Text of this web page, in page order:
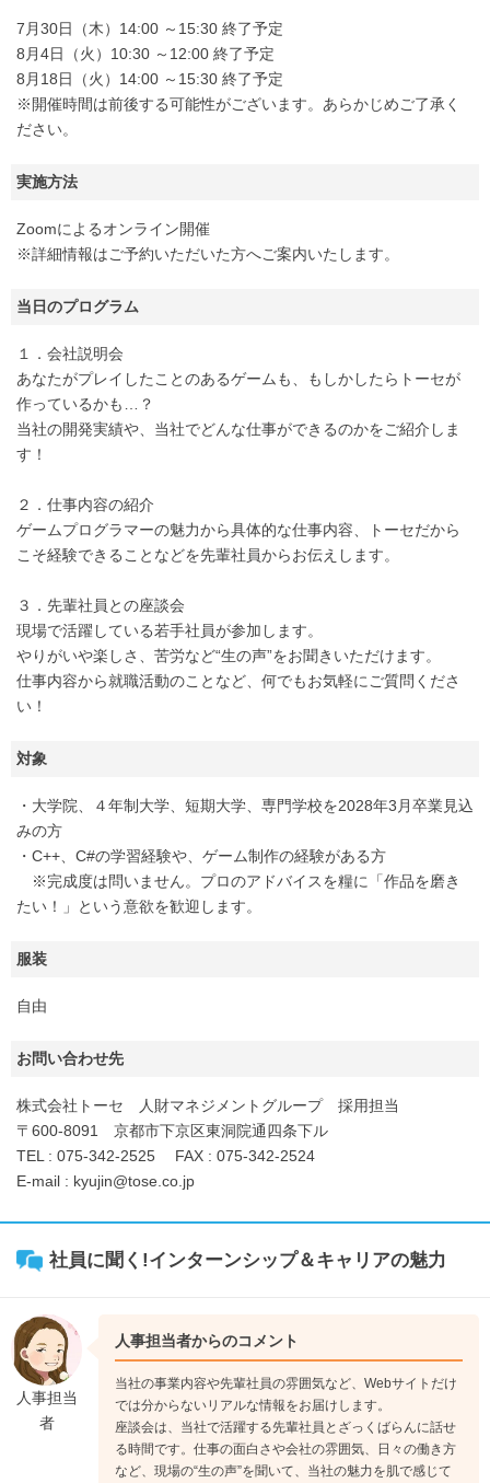
7月30日（木）14:00 ～15:30 終了予定
8月4日（火）10:30 ～12:00 終了予定
8月18日（火）14:00 ～15:30 終了予定
※開催時間は前後する可能性がございます。あらかじめご了承く
ださい。
実施方法
Zoomによるオンライン開催
※詳細情報はご予約いただいた方へご案内いたします。
当日のプログラム
１．会社説明会
あなたがプレイしたことのあるゲームも、もしかしたらトーセが
作っているかも…？
当社の開発実績や、当社でどんな仕事ができるのかをご紹介しま
す！
２．仕事内容の紹介
ゲームプログラマーの魅力から具体的な仕事内容、トーセだから
こそ経験できることなどを先輩社員からお伝えします。
３．先輩社員との座談会
現場で活躍している若手社員が参加します。
やりがいや楽しさ、苦労など“生の声”をお聞きいただけます。
仕事内容から就職活動のことなど、何でもお気軽にご質問くださ
い！
対象
・大学院、４年制大学、短期大学、専門学校を2028年3月卒業見込
みの方
・C++、C#の学習経験や、ゲーム制作の経験がある方
※完成度は問いません。プロのアドバイスを糧に「作品を磨き
たい！」という意欲を歓迎します。
服装
自由
お問い合わせ先
株式会社トーセ 人財マネジメントグループ 採用担当
〒600-8091 京都市下京区東洞院通四条下ル
TEL : 075-342-2525 FAX : 075-342-2524
E-mail : kyujin@tose.co.jp
社員に聞く!インターンシップ＆キャリアの魅力
人事担当
者
人事担当者からのコメント
当社の事業内容や先輩社員の雰囲気など、Webサイトだけ
では分からないリアルな情報をお届けします。
座談会は、当社で活躍する先輩社員とざっくばらんに話せ
る時間です。仕事の面白さや会社の雰囲気、日々の働き方
など、現場の“生の声”を聞いて、当社の魅力を肌で感じて